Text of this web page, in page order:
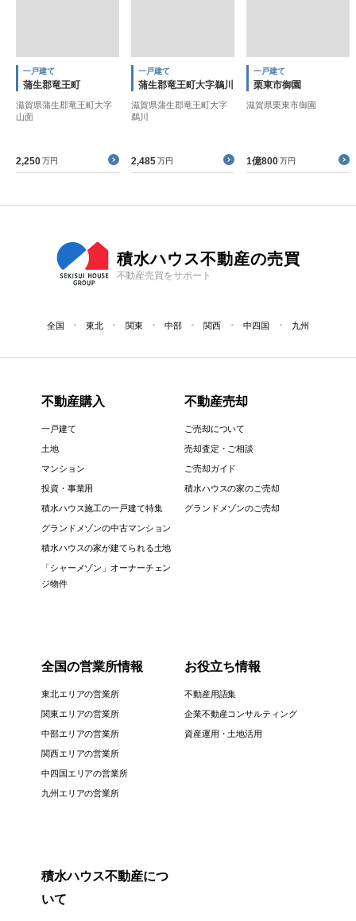
一戸建て
蒲生郡竜王町
滋賀県蒲生郡竜王町大字
山面
2,250 万円
一戸建て
蒲生郡竜王町大字鵜川
滋賀県蒲生郡竜王町大字
鵜川
2,485 万円
一戸建て
栗東市御園
滋賀県栗東市御園
1億800 万円
積水ハウス不動産の売買
不動産売買をサポート
全国 東北 関東 中部 関西 中四国 九州
不動産購入
一戸建て
土地
マンション
投資・事業用
積水ハウス施工の一戸建て特集
グランドメゾンの中古マンション
積水ハウスの家が建てられる土地
「シャーメゾン」オーナーチェン
ジ物件
不動産売却
ご売却について
売却査定・ご相談
ご売却ガイド
積水ハウスの家のご売却
グランドメゾンのご売却
全国の営業所情報
東北エリアの営業所
関東エリアの営業所
中部エリアの営業所
関西エリアの営業所
中四国エリアの営業所
九州エリアの営業所
お役立ち情報
不動産用語集
企業不動産コンサルティング
資産運用・土地活用
積水ハウス不動産につ
いて